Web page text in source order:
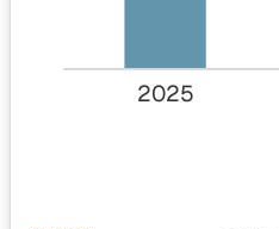
2025